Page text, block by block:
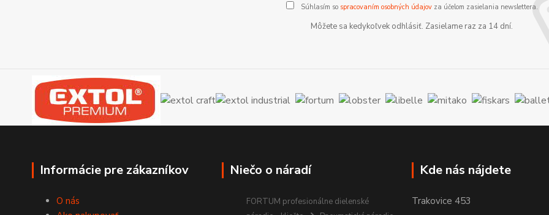
Súhlasím so spracovaním osobných údajovza účelom zasielania newslettera.
Môžete sa kedykoľvek odhlásiť. Zasielame raz za 14 dní.
Informácie pre zákazníkov
O nás
Niečo o náradí
FORTUM profesionálne dielenské
Kde nás nájdete
Trakovice 453